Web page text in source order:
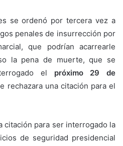
se ordenó por tercera vez a
penales de insurrección por
que podrían acarrearle
la pena de muerte, que se
el próximo 29 de
rechazara una citación para el
citación para ser interrogado la
de seguridad presidencial